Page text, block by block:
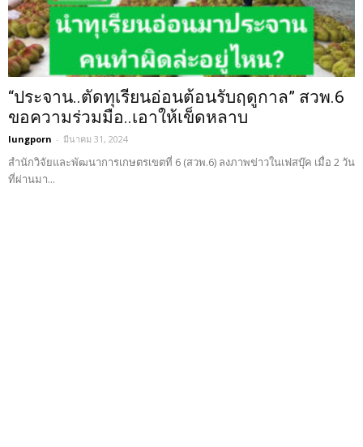
“ประจาน..ตัดทุเรียนอ่อนต้อนรับฤดูกาล” สวพ.6
ขอความร่วมมือ..เอาให้เข็ดหลาบ
lungporn - มีนาคม 31, 2024
สำนักวิจัยและพัฒนาการเกษตรเขตที่ 6 (สวพ.6) ลงภาพข่าวในเฟสบุ๊ค เมื่อ 2 วัน
ที่ผ่านมา...